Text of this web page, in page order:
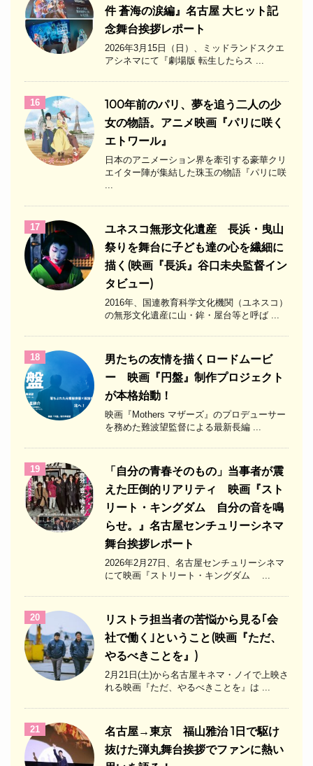
件 蒼海の涙編』名古屋 大ヒット記
念舞台挨拶レポート
2026年3月15日（日）、ミッドランドスクエ
アシネマにて『劇場版 転生したらス ...
16
100年前のパリ、夢を追う二人の少
女の物語。アニメ映画『パリに咲く
エトワール』
日本のアニメーション界を牽引する豪華クリ
エイター陣が集結した珠玉の物語『パリに咲
17
ユネスコ無形文化遺産 長浜・曳山
祭りを舞台に子ども達の心を繊細に
描く(映画『長浜』谷口未央監督イン
タビュー)
2016年、国連教育科学文化機関（ユネスコ）
の無形文化遺産に山・鉾・屋台等と呼ば ...
18
男たちの友情を描くロードムービ
ー 映画『円盤』制作プロジェクト
が本格始動！
映画『Mothers マザーズ』のプロデューサー
を務めた難波望監督による最新長編 ...
19
「自分の青春そのもの」当事者が震
えた圧倒的リアリティ 映画『スト
リート・キングダム 自分の音を鳴
らせ。』名古屋センチュリーシネマ
舞台挨拶レポート
2026年2月27日、名古屋センチュリーシネマ
にて映画『ストリート・キングダム ...
20
リストラ担当者の苦悩から見る｢会
社で働く｣ということ(映画『ただ、
やるべきことを』)
2月21日(土)から名古屋キネマ・ノイで上映さ
れる映画『ただ、やるべきことを』は ...
21
名古屋→東京 福山雅治 1日で駆け
抜けた弾丸舞台挨拶でファンに熱い